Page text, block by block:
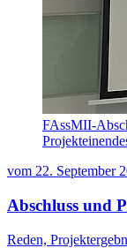
FAssMII-
vom 22. September
Abschluss und
Reden,